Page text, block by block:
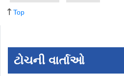
Top
ટોચની વાર્તાઓ